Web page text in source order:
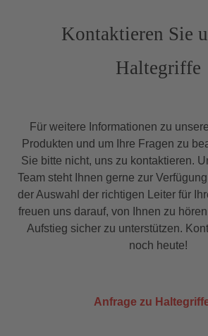
Kontaktieren Sie
Haltegriffe
Für weitere Informationen zu
Produkten und um Ihre Fragen zu
Sie bitte nicht, uns zu kontaktieren.
Team steht Ihnen gerne zur
der Auswahl der richtigen Leiter für
freuen uns darauf, von Ihnen zu
Aufstieg sicher zu unterstützen.
noch heute!
Anfrage zu